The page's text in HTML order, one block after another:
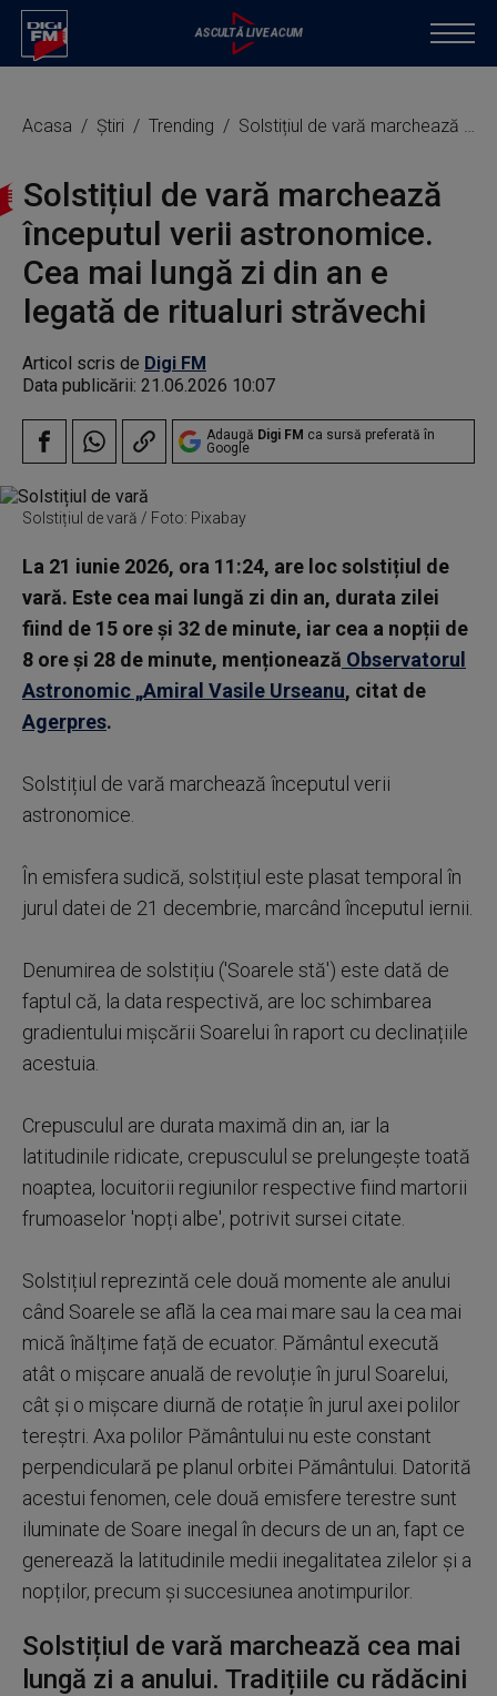
Acasa Știri Trending Solstițiul de vară marchează începutul verii astronomice. Cea mai lungă zi din an e legată de ritualuri străvechi
Solstițiul de vară marchează
începutul verii astronomice.
Cea mai lungă zi din an e
legată de ritualuri străvechi
Articol scris de Digi FM
Data publicării: 21.06.2026 10:07
Adaugă Digi FM ca sursă preferată în
Google
Solstițiul de vară / Foto: Pixabay
La 21 iunie 2026, ora 11:24, are loc solstițiul de
vară. Este cea mai lungă zi din an, durata zilei
fiind de 15 ore și 32 de minute, iar cea a nopții de
8 ore și 28 de minute, menționează Observatorul
Astronomic „Amiral Vasile Urseanu, citat de
Agerpres.
Solstițiul de vară marchează începutul verii
astronomice.
În emisfera sudică, solstițiul este plasat temporal în
jurul datei de 21 decembrie, marcând începutul iernii.
Denumirea de solstițiu ('Soarele stă') este dată de
faptul că, la data respectivă, are loc schimbarea
gradientului mișcării Soarelui în raport cu declinațiile
acestuia.
Crepusculul are durata maximă din an, iar la
latitudinile ridicate, crepusculul se prelungește toată
noaptea, locuitorii regiunilor respective fiind martorii
frumoaselor 'nopți albe', potrivit sursei citate.
Solstițiul reprezintă cele două momente ale anului
când Soarele se află la cea mai mare sau la cea mai
mică înălțime față de ecuator. Pământul execută
atât o mișcare anuală de revoluție în jurul Soarelui,
cât și o mișcare diurnă de rotație în jurul axei polilor
tereștri. Axa polilor Pământului nu este constant
perpendiculară pe planul orbitei Pământului. Datorită
acestui fenomen, cele două emisfere terestre sunt
iluminate de Soare inegal în decurs de un an, fapt ce
generează la latitudinile medii inegalitatea zilelor și a
nopților, precum și succesiunea anotimpurilor.
Solstițiul de vară marchează cea mai
lungă zi a anului. Tradițiile cu rădăcini